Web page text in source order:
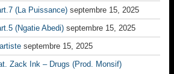
(La Puissance) septembre 15, 2025
(Ngatie Abedi) septembre 15, 2025
septembre 15, 2025
Zack Ink – Drugs (Prod. Monsif)